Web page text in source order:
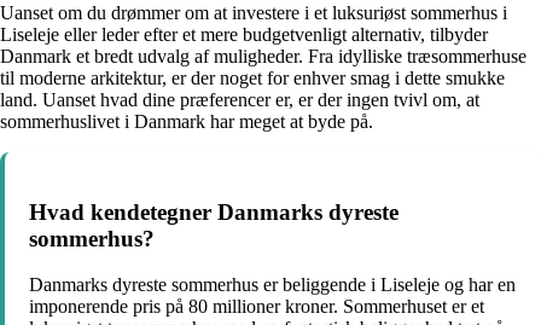
Uanset om du drømmer om at investere i et luksuriøst sommerhus i
Liseleje eller leder efter et mere budgetvenligt alternativ, tilbyder
Danmark et bredt udvalg af muligheder. Fra idylliske træsommerhuse
til moderne arkitektur, er der noget for enhver smag i dette smukke
land. Uanset hvad dine præferencer er, er der ingen tvivl om, at
sommerhuslivet i Danmark har meget at byde på.
Hvad kendetegner Danmarks dyreste
sommerhus?
Danmarks dyreste sommerhus er beliggende i Liseleje og har en
imponerende pris på 80 millioner kroner. Sommerhuset er et